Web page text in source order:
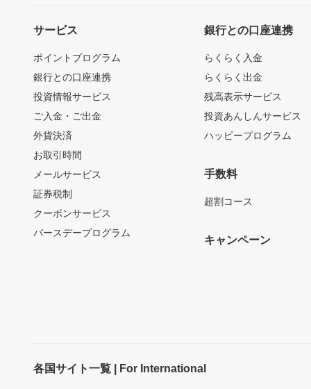
サービス
ポイントプログラム
銀行との口座連携
投資情報サービス
ご入金・ご出金
外貨決済
お取引時間
メールサービス
証券税制
クーポンサービス
バースデープログラム
銀行との口座連携
らくらく入金
らくらく出金
残高表示サービス
投資あんしんサービス
ハッピープログラム
手数料
超割コース
キャンペーン
各国サイト一覧 | For International